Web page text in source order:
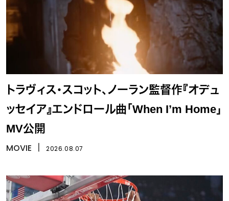
トラヴィス・スコット、ノーラン監督作『オデュ
ッセイア』エンドロール曲「When I’m Home」
MV公開
MOVIE 2026.08.07